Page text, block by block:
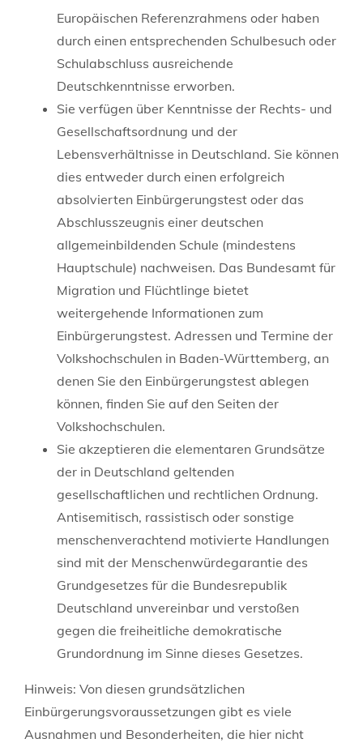
Europäischen Referenzrahmens oder haben
durch einen entsprechenden Schulbesuch oder
Schulabschluss ausreichende
Deutschkenntnisse erworben.
Sie verfügen über Kenntnisse der Rechts- und
Gesellschaftsordnung und der
Lebensverhältnisse in Deutschland. Sie können
dies entweder durch einen erfolgreich
absolvierten Einbürgerungstest oder das
Abschlusszeugnis einer deutschen
allgemeinbildenden Schule (mindestens
Hauptschule) nachweisen. Das Bundesamt für
Migration und Flüchtlinge bietet
weitergehende Informationen zum
Einbürgerungstest. Adressen und Termine der
Volkshochschulen in Baden-Württemberg, an
denen Sie den Einbürgerungstest ablegen
können, finden Sie auf den Seiten der
Volkshochschulen.
Sie akzeptieren die elementaren Grundsätze
der in Deutschland geltenden
gesellschaftlichen und rechtlichen Ordnung.
Antisemitisch, rassistisch oder sonstige
menschenverachtend motivierte Handlungen
sind mit der Menschenwürdegarantie des
Grundgesetzes für die Bundesrepublik
Deutschland unvereinbar und verstoßen
gegen die freiheitliche demokratische
Grundordnung im Sinne dieses Gesetzes.
Hinweis: Von diesen grundsätzlichen
Einbürgerungsvoraussetzungen gibt es viele
Ausnahmen und Besonderheiten, die hier nicht